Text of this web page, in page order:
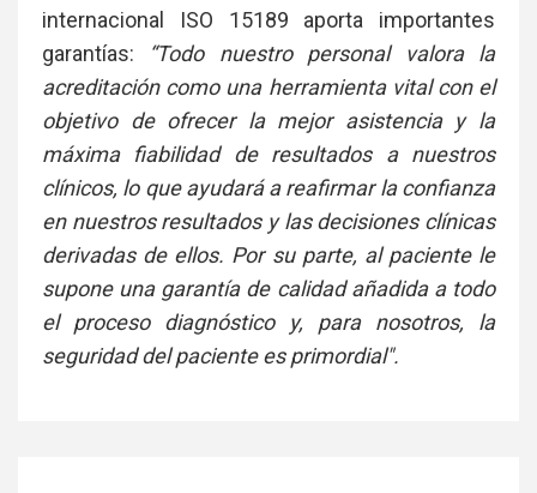
internacional ISO 15189 aporta importantes
garantías:
“Todo nuestro personal valora la
acreditación como una herramienta vital con el
objetivo de ofrecer la mejor asistencia y la
máxima fiabilidad de resultados a nuestros
clínicos, lo que ayudará a reafirmar la confianza
en nuestros resultados y las decisiones clínicas
derivadas de ellos. Por su parte, al paciente le
supone una garantía de calidad añadida a todo
el proceso diagnóstico y, para nosotros, la
seguridad del paciente es primordial".